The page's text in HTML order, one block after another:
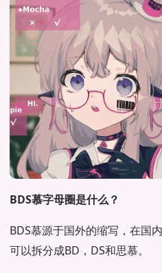
BDS慕字母圈是什么？
BDS慕源于国外的缩写，在国
可以拆分成BD，DS和思慕。